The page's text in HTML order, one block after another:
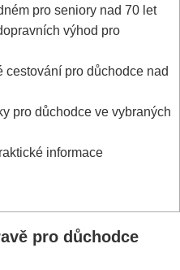
pro seniory nad 70 let
výhod pro
cestování pro důchodce nad
pro důchodce ve vybraných
informace
pro důchodce